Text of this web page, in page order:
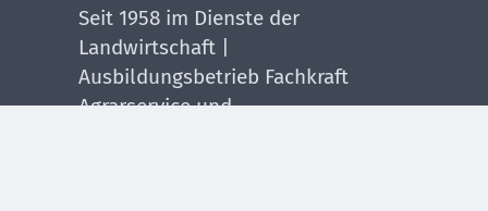
Seit 1958 im Dienste der
Landwirtschaft |
Ausbildungsbetrieb Fachkraft
Agrarservice und